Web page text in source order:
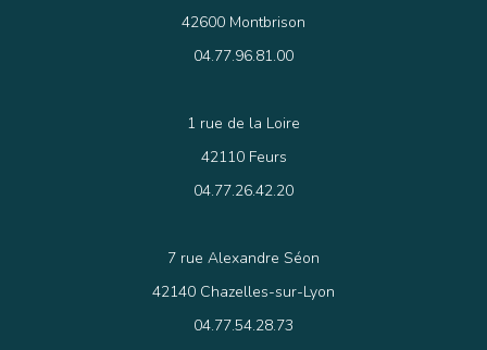
42600 Montbrison
04.77.96.81.00
1 rue de la Loire
42110 Feurs
04.77.26.42.20
7 rue Alexandre Séon
42140 Chazelles-sur-Lyon
04.77.54.28.73